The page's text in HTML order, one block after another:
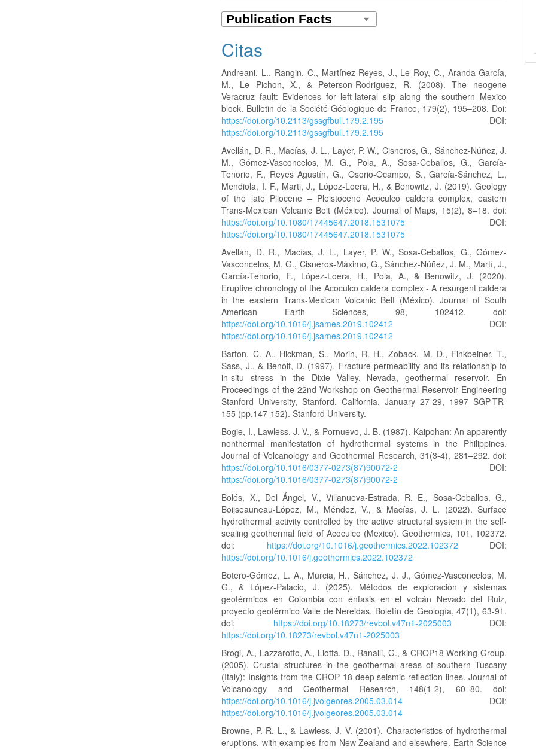
Citas
Andreani, L., Rangin, C., Martínez-Reyes, J., Le Roy, C., Aranda-García,
M., Le Pichon, X., & Peterson-Rodriguez, R. (2008). The neogene
Veracruz fault: Evidences for left-lateral slip along the southern Mexico
block. Bulletin de la Société Géologique de France, 179(2), 195–208. Doi:
https://doi.org/10.2113/gssgfbull.179.2.195 DOI:
https://doi.org/10.2113/gssgfbull.179.2.195
Avellán, D. R., Macías, J. L., Layer, P. W., Cisneros, G., Sánchez-Núñez, J.
M., Gómez-Vasconcelos, M. G., Pola, A., Sosa-Ceballos, G., García-
Tenorio, F., Reyes Agustín, G., Osorio-Ocampo, S., García-Sánchez, L.,
Mendiola, I. F., Marti, J., López-Loera, H., & Benowitz, J. (2019). Geology
of the late Pliocene – Pleistocene Acoculco caldera complex, eastern
Trans-Mexican Volcanic Belt (México). Journal of Maps, 15(2), 8–18. doi:
https://doi.org/10.1080/17445647.2018.1531075 DOI:
https://doi.org/10.1080/17445647.2018.1531075
Avellán, D. R., Macías, J. L., Layer, P. W., Sosa-Ceballos, G., Gómez-
Vasconcelos, M. G., Cisneros-Máximo, G., Sánchez-Núñez, J. M., Martí, J.,
García-Tenorio, F., López-Loera, H., Pola, A., & Benowitz, J. (2020).
Eruptive chronology of the Acoculco caldera complex - A resurgent caldera
in the eastern Trans-Mexican Volcanic Belt (México). Journal of South
American Earth Sciences, 98, 102412. doi:
https://doi.org/10.1016/j.jsames.2019.102412 DOI:
https://doi.org/10.1016/j.jsames.2019.102412
Barton, C. A., Hickman, S., Morin, R. H., Zoback, M. D., Finkbeiner, T.,
Sass, J., & Benoit, D. (1997). Fracture permeability and its relationship to
in-situ stress in the Dixie Valley, Nevada, geothermal reservoir. En
Proceedings of the 22nd Workshop on Geothermal Reservoir Engineering
Stanford University, Stanford. California, January 27-29, 1997 SGP-TR-
155 (pp.147-152). Stanford University.
Bogie, I., Lawless, J. V., & Pornuevo, J. B. (1987). Kaipohan: An apparently
nonthermal manifestation of hydrothermal systems in the Philippines.
Journal of Volcanology and Geothermal Research, 31(3-4), 281–292. doi:
https://doi.org/10.1016/0377-0273(87)90072-2 DOI:
https://doi.org/10.1016/0377-0273(87)90072-2
Bolós, X., Del Ángel, V., Villanueva-Estrada, R. E., Sosa-Ceballos, G.,
Boijseauneau-López, M., Méndez, V., & Macías, J. L. (2022). Surface
hydrothermal activity controlled by the active structural system in the self-
sealing geothermal field of Acoculco (Mexico). Geothermics, 101, 102372.
doi: https://doi.org/10.1016/j.geothermics.2022.102372 DOI:
https://doi.org/10.1016/j.geothermics.2022.102372
Botero-Gómez, L. A., Murcia, H., Sánchez, J. J., Gómez-Vasconcelos, M.
G., & López-Palacio, J. (2025). Métodos de exploración y sistemas
geotérmicos en Colombia con énfasis en el volcán Nevado del Ruiz,
proyecto geotérmico Valle de Nereidas. Boletín de Geología, 47(1), 63-91.
doi: https://doi.org/10.18273/revbol.v47n1-2025003 DOI:
https://doi.org/10.18273/revbol.v47n1-2025003
Brogi, A., Lazzarotto, A., Liotta, D., Ranalli, G., & CROP18 Working Group.
(2005). Crustal structures in the geothermal areas of southern Tuscany
(Italy): Insights from the CROP 18 deep seismic reflection lines. Journal of
Volcanology and Geothermal Research, 148(1-2), 60–80. doi:
https://doi.org/10.1016/j.jvolgeores.2005.03.014 DOI:
https://doi.org/10.1016/j.jvolgeores.2005.03.014
Browne, P. R. L., & Lawless, J. V. (2001). Characteristics of hydrothermal
eruptions, with examples from New Zealand and elsewhere. Earth-Science